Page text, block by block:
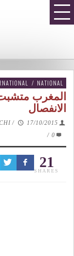
/ NATIONAL
المغرب
الانفصال
/
17/10/2015
0
/
21
SHARES